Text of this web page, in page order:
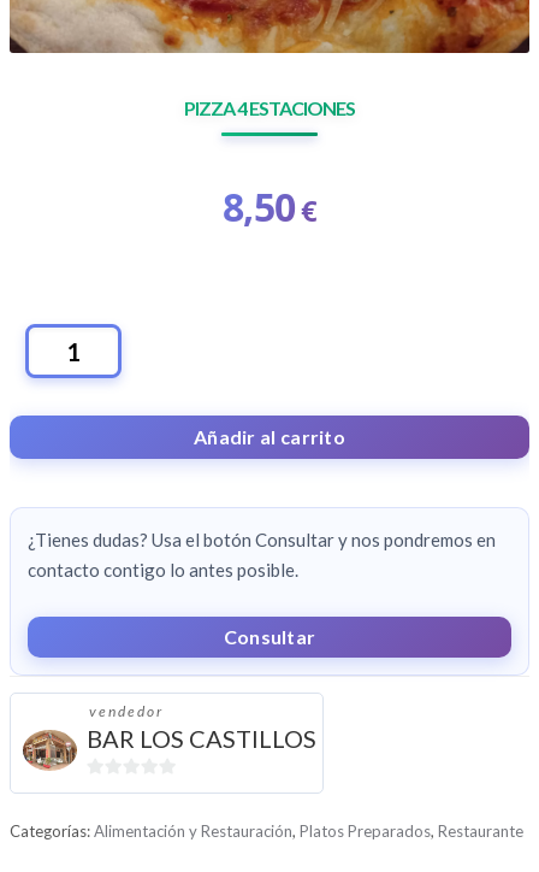
PIZZA 4 ESTACIONES
8,50€
PIZZA
ESTACIONES
CANTIDAD
Añadir al carrito
¿Tienes dudas? Usa el botón Consultar y nos pondremos en
contacto contigo lo antes posible.
Consultar
vendedor
BAR LOS CASTILLOS
0
e
Categorías:Alimentación y Restauración, Platos Preparados, Restaurante